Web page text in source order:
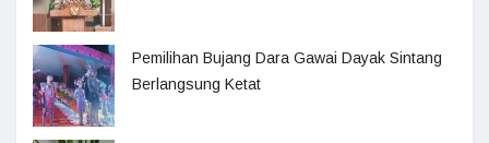
Pemilihan Bujang Dara Gawai Dayak Sintang
Berlangsung Ketat